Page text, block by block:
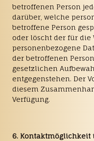
betroffenen Person
darüber, welche
betroffene Person
oder löscht der für die
personenbezogene
der betroffenen
gesetzlichen
entgegenstehen. Der
diesem
Verfügung.
6. Kontaktmöglichkeit